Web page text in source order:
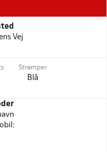
Vej
Strømper
Blå